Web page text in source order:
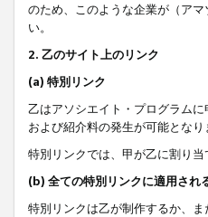
のため、このような企業が（ア
い。
2. 乙のサイト上のリンク
(a) 特別リンク
乙はアソシエイト・プログラム
および紹介料の発生が可能となり
特別リンクでは、甲が乙に割り
(b) 全ての特別リンクに適用され
特別リンクは乙が制作するか、